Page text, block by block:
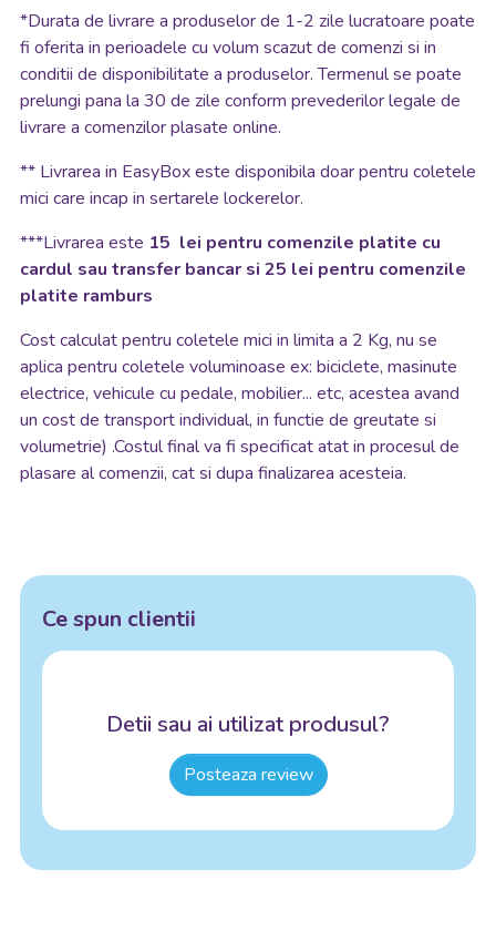
*Durata de livrare a produselor de 1-2 zile lucratoare poate
fi oferita in perioadele cu volum scazut de comenzi si in
conditii de disponibilitate a produselor. Termenul se poate
prelungi pana la 30 de zile conform prevederilor legale de
livrare a comenzilor plasate online.
** Livrarea in EasyBox este disponibila doar pentru coletele
mici care incap in sertarele lockerelor.
***Livrarea este 15 lei pentru comenzile platite cu
cardul sau transfer bancar si 25 lei pentru comenzile
platite ramburs
Cost calculat pentru coletele mici in limita a 2 Kg, nu se
aplica pentru coletele voluminoase ex: biciclete, masinute
electrice, vehicule cu pedale, mobilier... etc, acestea avand
un cost de transport individual, in functie de greutate si
volumetrie) .Costul final va fi specificat atat in procesul de
plasare al comenzii, cat si dupa finalizarea acesteia.
Ce spun clientii
Detii sau ai utilizat produsul?
Posteaza review